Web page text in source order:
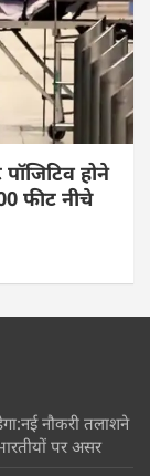
होने
फीट नीचे
नौकरी तलाशने
पर असर